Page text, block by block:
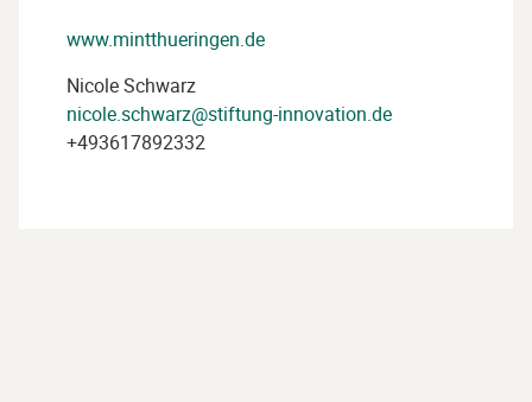
www.mintthueringen.de
Nicole Schwarz
nicole.schwarz@stiftung-innovation.de
+493617892332